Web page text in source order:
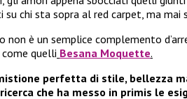
chi sta sopra al red carpet, ma mai
non è un semplice complemento
quelli Besana Moquette.
perfetta di stile, bellezza
che ha messo in primis le